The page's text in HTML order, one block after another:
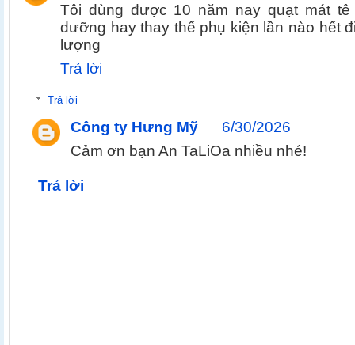
Tôi dùng được 10 năm nay quạt mát
dưỡng hay thay thế phụ kiện lần nào hết
lượng
Trả lời
Trả lời
Công ty Hưng Mỹ
6/30/2026
Cảm ơn bạn An TaLiOa nhiều nhé!
Trả lời